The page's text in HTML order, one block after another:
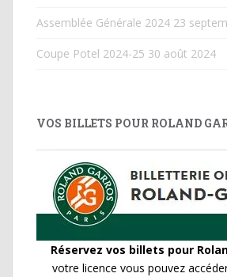
Assemblée Générale 2024 23
Coupe Potel 2024-25 30 août 2024
VOS BILLETS POUR ROLAND
Réservez vos billets pour
votre licence vous pouvez